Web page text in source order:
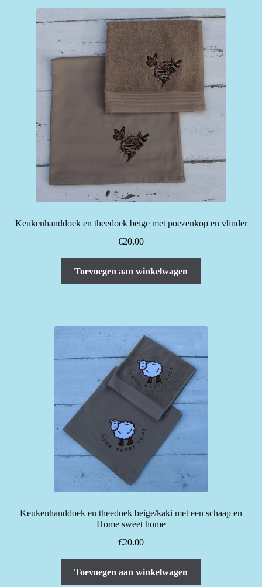
Keukenhanddoek en theedoek beige met poezenkop en vlinder
€20.00
Toevoegen aan winkelwagen
Keukenhanddoek en theedoek beige/kaki met een schaap en
Home sweet home
€20.00
Toevoegen aan winkelwagen